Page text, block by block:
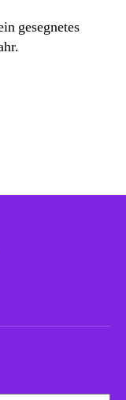
gesegnetes